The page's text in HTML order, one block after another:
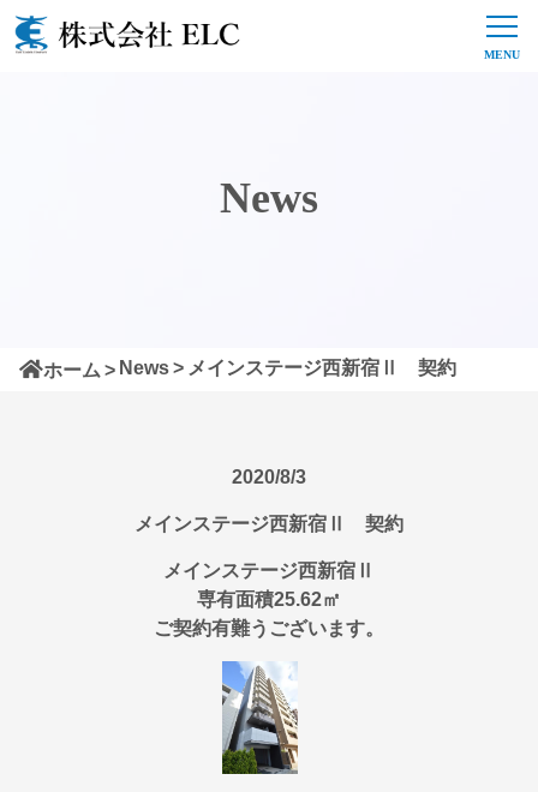
News
ホーム News メインステージ西新宿Ⅱ 契約
2020/8/3
メインステージ西新宿Ⅱ 契約
メインステージ西新宿Ⅱ
専有面積25.62㎡
ご契約有難うございます。